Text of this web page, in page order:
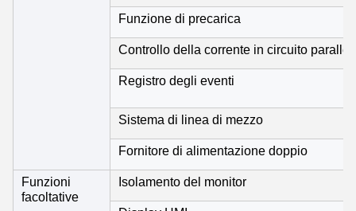
Funzione di precarica
Controllo della corrente in circuito
Registro degli eventi
Sistema di linea di mezzo
Fornitore di alimentazione doppio
Funzioni
facoltative
Isolamento del monitor